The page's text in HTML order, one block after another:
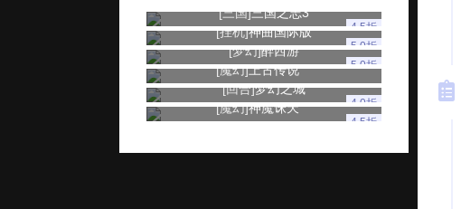
[三国]三国之志3
4.5折
[挂机]神曲国际版
5.0折
[梦幻]醉西游
5.0折
[魔幻]上古传说
[回合]梦幻之城
4.0折
[魔幻]神魔诛天
4.5折